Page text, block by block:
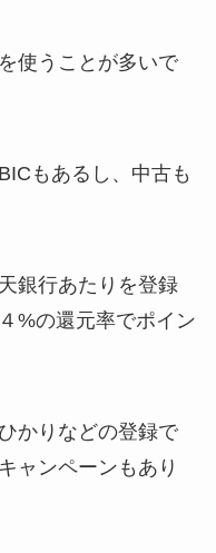
使うことが多いで
もあるし、中古も
銀行あたりを登録
%の還元率でポイン
かりなどの登録で
ャンペーンもあり